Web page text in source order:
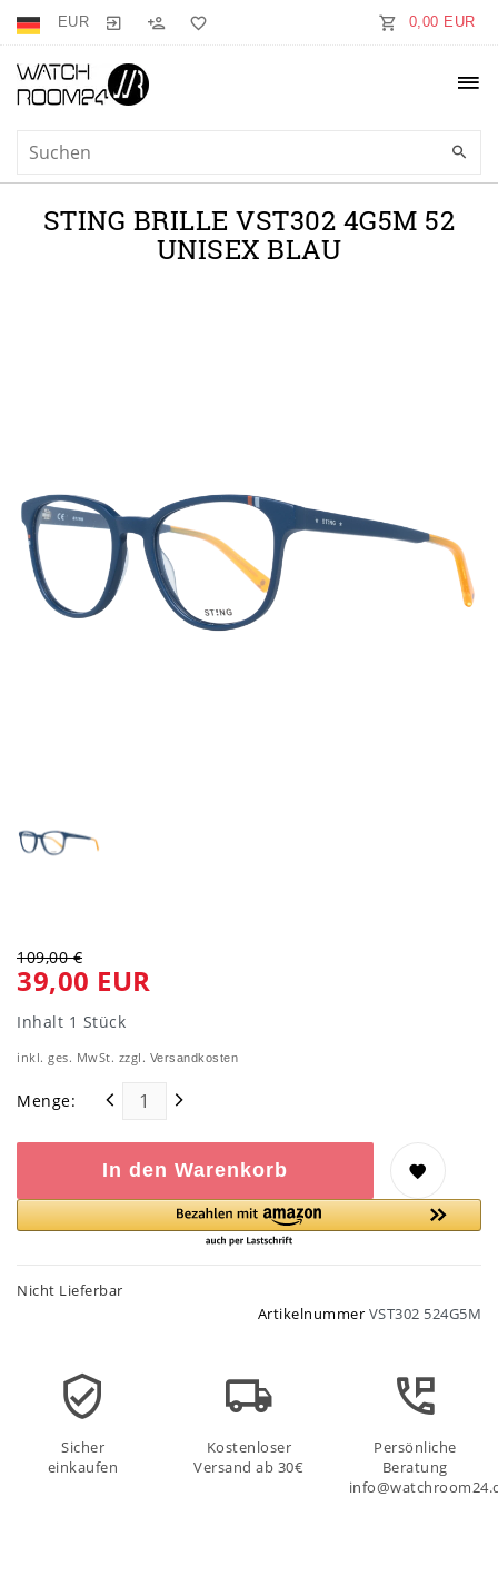
EUR 0,00 EUR
STING BRILLE VST302 4G5M 52
UNISEX BLAU
109,00 €
39,00 EUR
Inhalt 1 Stück
inkl. ges. MwSt. zzgl. Versandkosten
Menge:
In den Warenkorb
Nicht Lieferbar
Artikelnummer VST302 524G5M
Sicher
einkaufen
Kostenloser
Versand ab 30€
Persönliche
Beratung